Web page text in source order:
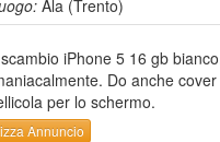
Ala (Trento)
iPhone 5 16 gb
Do anche
per lo schermo.
Annuncio